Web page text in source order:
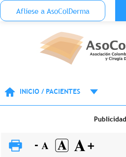
Pasar al contenido principal
Menu Top Anónimo
Aflíese a AsoColDerma
INICIO / PACIENTES
Publicidad